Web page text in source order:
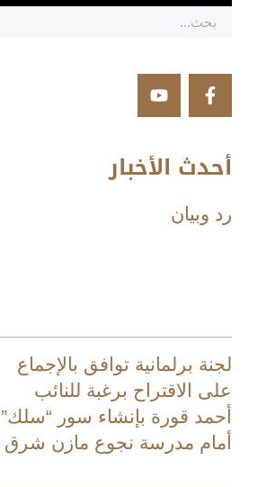
أحدث الأخبار
رد وبيان
لجنة برلمانية توافق بالإجماع
على الاقتراح برغبة للنائب
أحمد قورة بإنشاء سور “سلك”
أمام مدرسة نجوع مازن شرق